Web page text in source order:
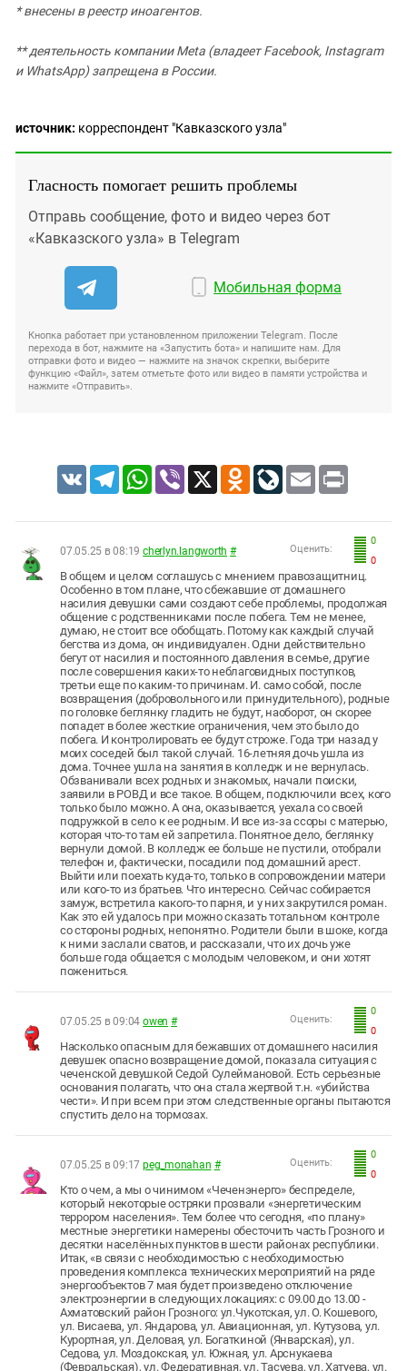
* внесены в реестр иноагентов.
** деятельность компании Meta (владеет Facebook, Instagram
и WhatsApp) запрещена в России.
источник: корреспондент "Кавказского узла"
Гласность помогает решить проблемы
Отправь сообщение, фото и видео через бот
«Кавказского узла» в Telegram
Мобильная форма
Кнопка работает при установленном приложении Telegram. После
перехода в бот, нажмите на «Запустить бота» и напишите нам. Для
отправки фото и видео — нажмите на значок скрепки, выберите
функцию «Файл», затем отметьте фото или видео в памяти устройства и
нажмите «Отправить».
VK TelegramWhatsApp
Viber X Odnoklassniki
LiveJournal
Email Print
0
0
Оценить:
07.05.25 в 08:19 cherlyn.langworth #
В общем и целом соглашусь с мнением правозащитниц.
Особенно в том плане, что сбежавшие от домашнего
насилия девушки сами создают себе проблемы, продолжая
общение с родственниками после побега. Тем не менее,
думаю, не стоит все обобщать. Потому как каждый случай
бегства из дома, он индивидуален. Одни действительно
бегут от насилия и постоянного давления в семье, другие
после совершения каких-то неблаговидных поступков,
третьи еще по каким-то причинам. И. само собой, после
возвращения (добровольного или принудительного), родные
по головке беглянку гладить не будут, наоборот, он скорее
попадет в более жесткие ограничения, чем это было до
побега. И контролировать ее будут строже. Года три назад у
моих соседей был такой случай. 16-летняя дочь ушла из
дома. Точнее ушла на занятия в колледж и не вернулась.
Обзванивали всех родных и знакомых, начали поиски,
заявили в РОВД и все такое. В общем, подключили всех, кого
только было можно. А она, оказывается, уехала со своей
подружкой в село к ее родным. И все из-за ссоры с матерью,
которая что-то там ей запретила. Понятное дело, беглянку
вернули домой. В колледж ее больше не пустили, отобрали
телефон и, фактически, посадили под домашний арест.
Выйти или поехать куда-то, только в сопровождении матери
или кого-то из братьев. Что интересно. Сейчас собирается
замуж, встретила какого-то парня, и у них закрутился роман.
Как это ей удалось при можно сказать тотальном контроле
со стороны родных, непонятно. Родители были в шоке, когда
к ними заслали сватов, и рассказали, что их дочь уже
больше года общается с молодым человеком, и они хотят
пожениться.
0
0
Оценить:
07.05.25 в 09:04 owen #
Насколько опасным для бежавших от домашнего насилия
девушек опасно возвращение домой, показала ситуация с
чеченской девушкой Седой Сулеймановой. Есть серьезные
основания полагать, что она стала жертвой т.н. «убийства
чести». И при всем при этом следственные органы пытаются
спустить дело на тормозах.
0
0
Оценить:
07.05.25 в 09:17 peg_monahan #
Кто о чем, а мы о чинимом «Чеченэнерго» беспределе,
который некоторые остряки прозвали «энергетическим
террором населения». Тем более что сегодня, «по плану»
местные энергетики намерены обесточить часть Грозного и
десятки населённых пунктов в шести районах республики.
Итак, «в связи с необходимостью с необходимостью
проведения комплекса технических мероприятий на ряде
энергообъектов 7 мая будет произведено отключение
электроэнергии в следующих локациях: с 09.00 до 13.00 -
Ахматовский район Грозного: ул.Чукотская, ул. О. Кошевого,
ул. Висаева, ул. Яндарова, ул. Авиационная, ул. Кутузова, ул.
Курортная, ул. Деловая, ул. Богаткиной (Январская), ул.
Седова, ул. Моздокская, ул. Южная, ул. Арснукаева
(Февральская), ул. Федеративная, ул. Тасуева, ул. Хатуева, ул.